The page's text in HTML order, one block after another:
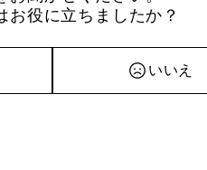
お役に立ちましたか？
いいえ